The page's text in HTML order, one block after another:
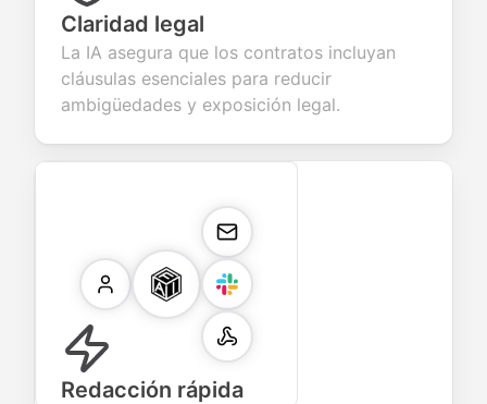
Claridad legal
La IA asegura que los contratos incluyan
cláusulas esenciales para reducir
ambigüedades y exposición legal.
Redacción rápida